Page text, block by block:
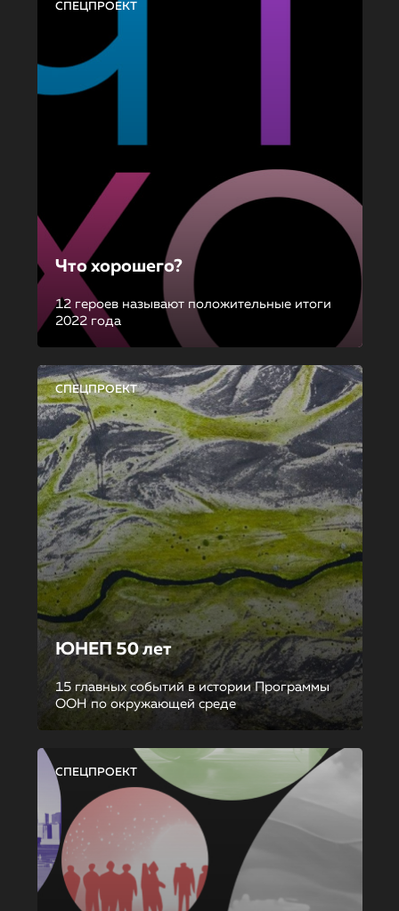
СПЕЦПРОЕКТ
Что хорошего?
12 героев называют положительные итоги
2022 года
СПЕЦПРОЕКТ
ЮНЕП 50 лет
15 главных событий в истории Программы
ООН по окружающей среде
СПЕЦПРОЕКТ